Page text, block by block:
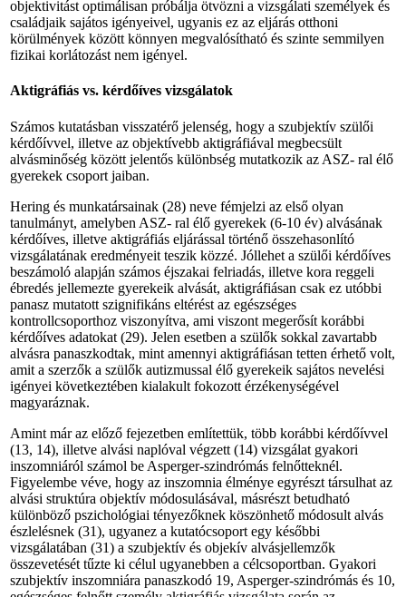
objektivitást optimálisan próbálja ötvözni a vizsgálati személyek és
családjaik sajátos igényeivel, ugyanis ez az eljárás otthoni
körülmények között könnyen megvalósítható és szinte semmilyen
fizikai korlátozást nem igényel.
Aktigráfiás vs. kérdőíves vizsgálatok
Számos kutatásban visszatérő jelenség, hogy a szubjektív szülői
kérdőívvel, illetve az objektívebb aktigráfiával megbecsült
alvásminőség között jelentős különbség mutatkozik az ASZ- ral élő
gyerekek csoport jaiban.
Hering és munkatársainak (28) neve fémjelzi az első olyan
tanulmányt, amelyben ASZ- ral élő gyerekek (6-10 év) alvásának
kérdőíves, illetve aktigráfiás eljárással történő összehasonlító
vizsgálatának eredményeit teszik közzé. Jóllehet a szülői kérdőíves
beszámoló alapján számos éjszakai felriadás, illetve kora reggeli
ébredés jellemezte gyerekeik alvását, aktigráfiásan csak ez utóbbi
panasz mutatott szignifikáns eltérést az egészséges
kontrollcsoporthoz viszonyítva, ami viszont megerősít korábbi
kérdőíves adatokat (29). Jelen esetben a szülők sokkal zavartabb
alvásra panaszkodtak, mint amennyi aktigráfiásan tetten érhető volt,
amit a szerzők a szülők autizmussal élő gyerekeik sajátos nevelési
igényei következtében kialakult fokozott érzékenységével
magyaráznak.
Amint már az előző fejezetben említettük, több korábbi kérdőívvel
(13, 14), illetve alvási naplóval végzett (14) vizsgálat gyakori
inszomniáról számol be Asperger-szindrómás felnőt­teknél.
Figyelembe véve, hogy az inszomnia élménye egyrészt társulhat az
alvási struktúra objektív módosulásával, másrészt betudható
különböző pszichológiai tényezőknek köszönhető módosult alvás
észlelésnek (31), ugyanez a kutatócsoport egy későbbi
vizsgálatában (31) a szubjektív és objekív alvásjellemzők
összevetését tűzte ki célul ugyanebben a célcsoportban. Gyakori
szubjektív inszomniára panaszkodó 19, Asperger-szindrómás és 10,